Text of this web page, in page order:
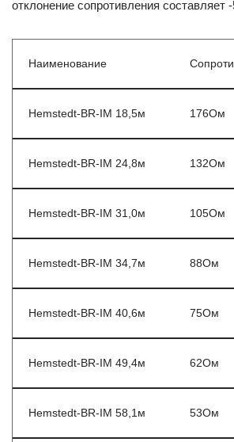
отклонение сопротивления составляет
Наименование
Hemstedt-BR-IM 18,5м 176Ом
Hemstedt-BR-IM 24,8м 132Ом
Hemstedt-BR-IM 31,0м 105Ом
Hemstedt-BR-IM 34,7м 88Ом
Hemstedt-BR-IM 40,6м 75Ом
Hemstedt-BR-IM 49,4м 62Ом
Hemstedt-BR-IM 58,1м 53Ом